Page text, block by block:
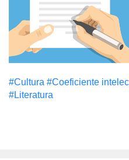
#Cultura #Coeficiente
#Literatura